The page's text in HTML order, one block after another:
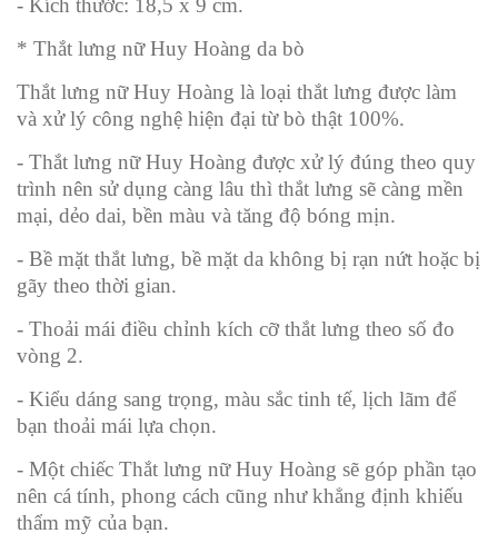
- Kích thước: 18,5 x 9 cm.
* Thắt lưng nữ Huy Hoàng da bò
Thắt lưng nữ Huy Hoàng là loại thắt lưng được làm
và xử lý công nghệ hiện đại từ bò thật 100%.
- Thắt lưng nữ Huy Hoàng được xử lý đúng theo quy
trình nên sử dụng càng lâu thì thắt lưng sẽ càng mền
mại, dẻo dai, bền màu và tăng độ bóng mịn.
- Bề mặt thắt lưng, bề mặt da không bị rạn nứt hoặc bị
gãy theo thời gian.
- Thoải mái điều chỉnh kích cỡ thắt lưng theo số đo
vòng 2.
- Kiểu dáng sang trọng, màu sắc tinh tế, lịch lãm để
bạn thoải mái lựa chọn.
- Một chiếc Thắt lưng nữ Huy Hoàng sẽ góp phần tạo
nên cá tính, phong cách cũng như khẳng định khiếu
thẩm mỹ của bạn.